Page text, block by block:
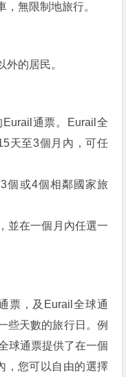
無限制地旅行。
外的居民。
通票。Eurail全
天至3個月內，可任
個或4個相鄰國家旅
並在一個月內任選一
票，及Eurail全球通
些天數的旅行日。例
球通票提供了在一個
，您可以自由的選擇